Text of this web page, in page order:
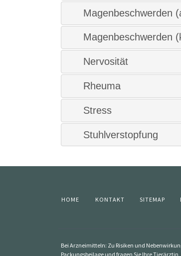
Magenbeschwerden
Magenbeschwerden
Nervosität
Rheuma
Stress
Stuhlverstopfung
HOME KONTAKT SITEMAP
Bei Arzneimitteln: Zu Risiken und
Packungsbeilage und fragen Sie Ihre